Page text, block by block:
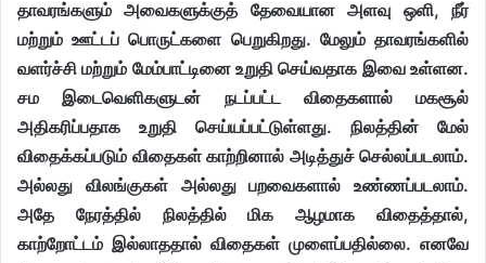
தாவரங்களும் அவைகளுக்குத் தேவையான அளவு ஒளி, நீர்
மற்றும் ஊட்டப் பொருட்களை பெறுகிறது. மேலும் தாவரங்களில்
வளர்ச்சி மற்றும் மேம்பாட்டினை உறுதி செய்வதாக இவை உள்ளன.
சம இடைவெளிகளுடன் நடப்பட்ட விதைகளால் மகசூல்
அதிகரிப்பதாக உறுதி செய்யப்பட்டுள்ளது. நிலத்தின் மேல்
விதைக்கப்படும் விதைகள் காற்றினால் அடித்துச் செல்லப்படலாம்.
அல்லது விலங்குகள் அல்லது பறவைகளால் உண்ணப்படலாம்.
அதே நேரத்தில் நிலத்தில் மிக ஆழமாக விதைத்தால்,
காற்றோட்டம் இல்லாததால் விதைகள் முளைப்பதில்லை. எனவே